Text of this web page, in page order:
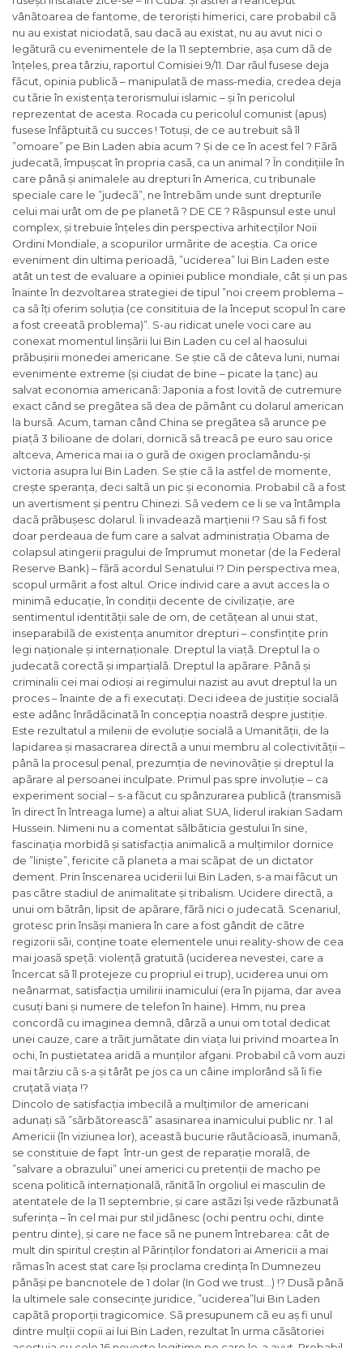
vânãtoarea de fantome, de teroriști himerici, care probabil cã
nu au existat niciodatã, sau dacã au existat, nu au avut nici o
legãturã cu evenimentele de la 11 septembrie, așa cum dã de
înțeles, prea târziu, raportul Comisiei 9/11. Dar rãul fusese deja
fãcut, opinia publicã – manipulatã de mass-media, credea deja
cu tãrie în existența terorismului islamic – și în pericolul
reprezentat de acesta. Rocada cu pericolul comunist (apus)
fusese înfãptuitã cu succes ! Totuși, de ce au trebuit sã îl
”omoare” pe Bin Laden abia acum ? Și de ce în acest fel ? Fãrã
judecatã, împușcat în propria casã, ca un animal ? În condițiile în
care pânã și animalele au drepturi în America, cu tribunale
speciale care le ”judecã”, ne întrebãm unde sunt drepturile
celui mai urât om de pe planetã ? DE CE ? Rãspunsul este unul
complex, și trebuie înțeles din perspectiva arhitecților Noii
Ordini Mondiale, a scopurilor urmãrite de aceștia. Ca orice
eveniment din ultima perioadã, ”uciderea” lui Bin Laden este
atât un test de evaluare a opiniei publice mondiale, cât și un pas
înainte în dezvoltarea strategiei de tipul ”noi creem problema –
ca sã îți oferim soluția (ce consitituia de la început scopul în care
a fost creeatã problema)”. S-au ridicat unele voci care au
conexat momentul linșãrii lui Bin Laden cu cel al haosului
prãbușirii monedei americane. Se știe cã de câteva luni, numai
evenimente extreme (și ciudat de bine – picate la țanc) au
salvat economia americanã: Japonia a fost lovitã de cutremure
exact când se pregãtea sã dea de pãmânt cu dolarul american
la bursã. Acum, taman când China se pregãtea sã arunce pe
piațã 3 bilioane de dolari, dornicã sã treacã pe euro sau orice
altceva, America mai ia o gurã de oxigen proclamându-și
victoria asupra lui Bin Laden. Se știe cã la astfel de momente,
crește speranța, deci saltã un pic și economia. Probabil cã a fost
un avertisment și pentru Chinezi. Sã vedem ce li se va întâmpla
dacã prãbușesc dolarul. Îi invadeazã marțienii !? Sau sã fi fost
doar perdeaua de fum care a salvat administrația Obama de
colapsul atingerii pragului de împrumut monetar (de la Federal
Reserve Bank) – fãrã acordul Senatului !? Din perspectiva mea,
scopul urmãrit a fost altul. Orice individ care a avut acces la o
minimã educație, în condiții decente de civilizație, are
sentimentul identitãții sale de om, de cetãțean al unui stat,
inseparabilã de existența anumitor drepturi – consfințite prin
legi naționale și internaționale. Dreptul la viațã. Dreptul la o
judecatã corectã și imparțialã. Dreptul la apãrare. Pânã și
criminalii cei mai odioși ai regimului nazist au avut dreptul la un
proces – înainte de a fi executați. Deci ideea de justiție socialã
este adânc înrãdãcinatã în concepția noastrã despre justiție.
Este rezultatul a milenii de evoluție socialã a Umanitãții, de la
lapidarea și masacrarea directã a unui membru al colectivitãții –
pânã la procesul penal, prezumția de nevinovãție și dreptul la
apãrare al persoanei inculpate. Primul pas spre involuție – ca
experiment social – s-a fãcut cu spânzurarea publicã (transmisã
în direct în întreaga lume) a altui aliat SUA, liderul irakian Sadam
Hussein. Nimeni nu a comentat sãlbãticia gestului în sine,
fascinația morbidã și satisfacția animalicã a mulțimilor dornice
de ”liniște”, fericite cã planeta a mai scãpat de un dictator
dement. Prin înscenarea uciderii lui Bin Laden, s-a mai fãcut un
pas cãtre stadiul de animalitate și tribalism. Ucidere directã, a
unui om bãtrân, lipsit de apãrare, fãrã nici o judecatã. Scenariul,
grotesc prin însãși maniera în care a fost gândit de cãtre
regizorii sãi, conține toate elementele unui reality-show de cea
mai joasã spețã: violențã gratuitã (uciderea nevestei, care a
încercat sã îl protejeze cu propriul ei trup), uciderea unui om
neânarmat, satisfacția umilirii inamicului (era în pijama, dar avea
cusuți bani și numere de telefon în haine). Hmm, nu prea
concordã cu imaginea demnã, dârzã a unui om total dedicat
unei cauze, care a trãit jumãtate din viața lui privind moartea în
ochi, în pustietatea aridã a munților afgani. Probabil cã vom auzi
mai târziu cã s-a și târât pe jos ca un câine implorând sã îi fie
cruțatã viața !?
Dincolo de satisfacția imbecilã a mulțimilor de americani
adunați sã ”sãrbãtoreascã” asasinarea inamicului public nr. 1 al
Americii (în viziunea lor), aceastã bucurie rãutãcioasã, inumanã,
se constituie de fapt într-un gest de reparație moralã, de
”salvare a obrazului” unei americi cu pretenții de macho pe
scena politicã internaționalã, rãnitã în orgoliul ei masculin de
atentatele de la 11 septembrie, și care astãzi își vede rãzbunatã
suferința – în cel mai pur stil jidãnesc (ochi pentru ochi, dinte
pentru dinte), și care ne face sã ne punem întrebarea: cât de
mult din spiritul creștin al Pãrinților fondatori ai Americii a mai
rãmas în acest stat care își proclama credința în Dumnezeu
pânãși pe bancnotele de 1 dolar (In God we trust…) !? Dusã pânã
la ultimele sale consecințe juridice, ”uciderea”lui Bin Laden
capãtã proporții tragicomice. Sã presupunem cã eu aș fi unul
dintre mulții copii ai lui Bin Laden, rezultat în urma cãsãtoriei